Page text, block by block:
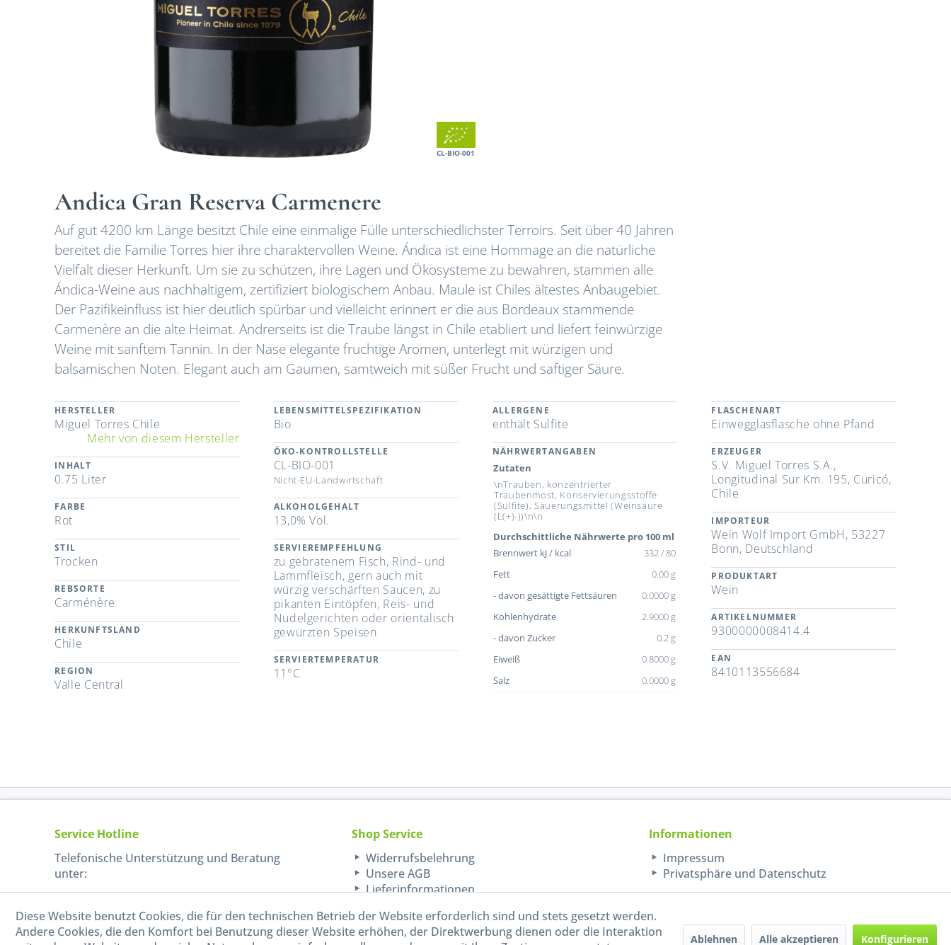
CL-BIO-001
Andica Gran Reserva Carmenere
Auf gut 4200 km Länge besitzt Chile eine einmalige Fülle unterschiedlichster Terroirs. Seit über 40 Jahren
bereitet die Familie Torres hier ihre charaktervollen Weine. Ándica ist eine Hommage an die natürliche
Vielfalt dieser Herkunft. Um sie zu schützen, ihre Lagen und Ökosysteme zu bewahren, stammen alle
Ándica-Weine aus nachhaltigem, zertifiziert biologischem Anbau. Maule ist Chiles ältestes Anbaugebiet.
Der Pazifikeinfluss ist hier deutlich spürbar und vielleicht erinnert er die aus Bordeaux stammende
Carmenère an die alte Heimat. Andrerseits ist die Traube längst in Chile etabliert und liefert feinwürzige
Weine mit sanftem Tannin. In der Nase elegante fruchtige Aromen, unterlegt mit würzigen und
balsamischen Noten. Elegant auch am Gaumen, samtweich mit süßer Frucht und saftiger Säure.
HERSTELLER
Miguel Torres Chile
Mehr von diesem Hersteller
INHALT
0.75 Liter
FARBE
Rot
STIL
Trocken
REBSORTE
Carménère
HERKUNFTSLAND
Chile
REGION
Valle Central
LEBENSMITTELSPEZIFIKATION
Bio
ÖKO-KONTROLLSTELLE
CL-BIO-001
Nicht-EU-Landwirtschaft
ALKOHOLGEHALT
13,0% Vol.
SERVIEREMPFEHLUNG
zu gebratenem Fisch, Rind- und
Lammfleisch, gern auch mit
würzig verschärften Saucen, zu
pikanten Eintöpfen, Reis- und
Nudelgerichten oder orientalisch
gewürzten Speisen
SERVIERTEMPERATUR
11°C
ALLERGENE
enthält Sulfite
NÄHRWERTANGABEN
Zutaten
\nTrauben, konzentrierter
Traubenmost, Konservierungsstoffe
(Sulfite), Säuerungsmittel (Weinsäure
(L(+)-))\n\n
Durchschittliche Nährwerte pro 100 ml
Brennwert kJ / kcal
332 / 80
Fett
0.00 g
- davon gesättigte Fettsäuren
0.0000 g
Kohlenhydrate
2.9000 g
- davon Zucker
0.2 g
Eiweiß
0.8000 g
Salz
0.0000 g
FLASCHENART
Einwegglasflasche ohne Pfand
ERZEUGER
S.V. Miguel Torres S.A.,
Longitudinal Sur Km. 195, Curicó,
Chile
IMPORTEUR
Wein Wolf Import GmbH, 53227
Bonn, Deutschland
PRODUKTART
Wein
ARTIKELNUMMER
9300000008414.4
EAN
8410113556684
Service Hotline
Telefonische Unterstützung und Beratung
unter:
040-880 99 770
Mo-Fr, 09:00 - 15:00 Uhr
Shop Service
Widerrufsbelehrung
Unsere AGB
Lieferinformationen
Informationen
Impressum
Privatsphäre und Datenschutz
Diese Website benutzt Cookies, die für den technischen Betrieb der Website erforderlich sind und stets gesetzt werden.
Andere Cookies, die den Komfort bei Benutzung dieser Website erhöhen, der Direktwerbung dienen oder die Interaktion
Ablehnen Alle akzeptieren Konfigurieren